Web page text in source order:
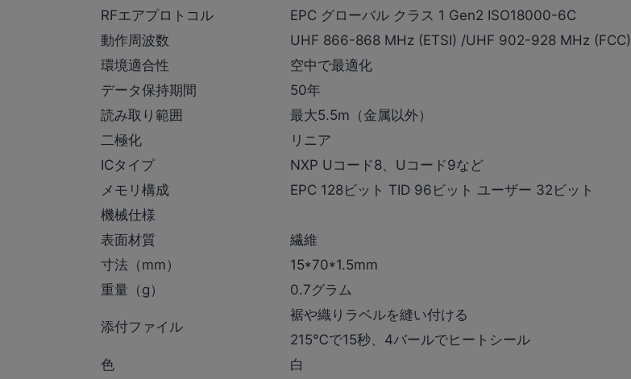
RFエアプロトコル
EPC グローバル クラス 1 Gen2 ISO18000-6C
動作周波数
UHF 866-868 MHz (ETSI) /UHF 902-928 MHz (FCC)
環境適合性
空中で最適化
データ保持期間
50年
読み取り範囲
最大5.5m（金属以外）
二極化
リニア
ICタイプ
NXP Uコード8、Uコード9など
メモリ構成
EPC 128ビット TID 96ビット ユーザー 32ビット
機械仕様
表面材質
繊維
寸法（mm）
15*70*1.5mm
重量（g）
0.7グラム
添付ファイル
裾や織りラベルを縫い付ける
215℃で15秒、4バールでヒートシール
色
白